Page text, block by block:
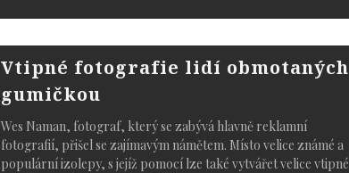
Vtipné fotografie lidí obmotaných
gumičkou
Wes Naman, fotograf, který se zabývá hlavně reklamní
fotografií, přišel se zajímavým námětem. Místo velice známé a
populární izolepy, s jejíž pomocí lze také vytvářet velice vtipné